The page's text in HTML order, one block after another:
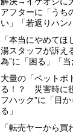
アフターに「うち
い」「若返りハン
「本当にやめて
湯スタッフが訴え
為”に「困る」「当
大量の「ペットボ
る！？ 災害時に
フハック”に「目
る」
「転売ヤーから